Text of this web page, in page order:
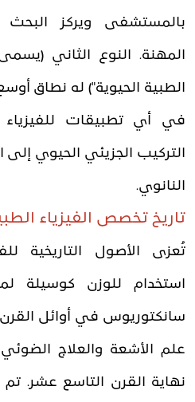
بالمستشفى ويركز
المهنة. النوع الثاني
الطبية الحيوية") له نطاق
في أي تطبيقات
التركيب الجزيئي الحيوي
النانوي.
تاريخ تخصص الفيزياء
تُعزى الأصول التاريخية
استخدام للوزن كوسيلة
سانكتوريوس في أوائل
علم الأشعة والعلاج
نهاية القرن التاسع عشر.